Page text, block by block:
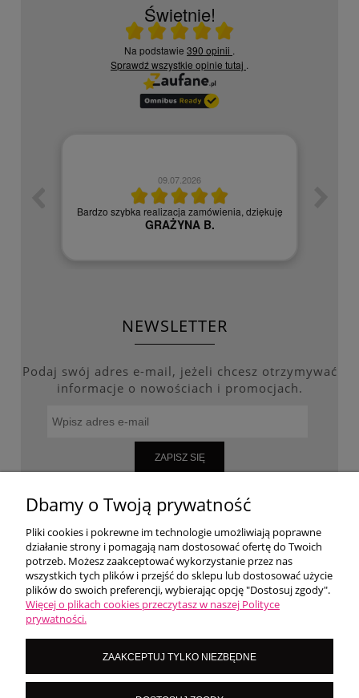
Świetnie!
Ocena średnia 5 na 5
Na podstawie 390 opinii .
Sprawdź wszystkie opinie tutaj .
09.07.2026
Bardzo szybka realizacja zamówienia, dziękuję
GRAŻYNA B.
NEWSLETTER
Podaj swój adres e-mail, jeżeli chcesz otrzymywać
informacje o nowościach i promocjach.
ZAPISZ SIĘ
WARUNKI ZAKUPÓW
MOJE KONTO
O NAS
LoversNails Paulina Wiktorowicz | Brzozowa 7, 05-300 Targówka, woj
Dbamy o Twoją prywatność
Pliki cookies i pokrewne im technologie umożliwiają poprawne
działanie strony i pomagają nam dostosować ofertę do Twoich
potrzeb. Możesz zaakceptować wykorzystanie przez nas
wszystkich tych plików i przejść do sklepu lub dostosować użycie
plików do swoich preferencji, wybierając opcję "Dostosuj zgody".
Więcej o plikach cookies przeczytasz w naszej Polityce
prywatności.
ZAAKCEPTUJ TYLKO NIEZBĘDNE